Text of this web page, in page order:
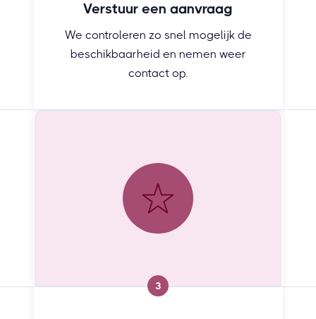
Verstuur een aanvraag
We controleren zo snel mogelijk de
beschikbaarheid en nemen weer
contact op.
3